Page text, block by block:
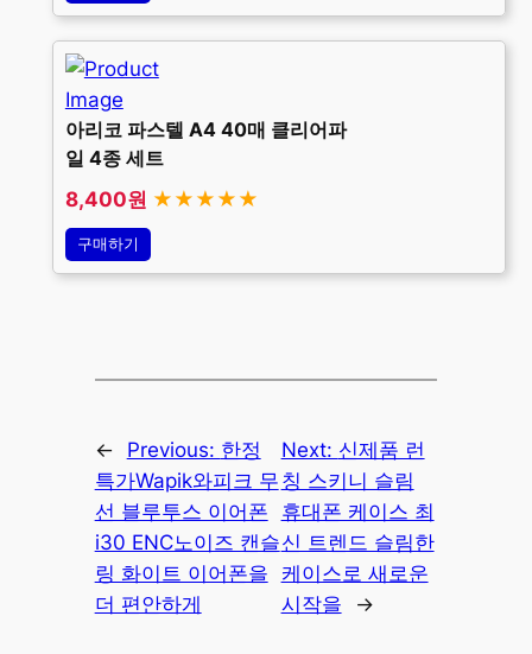
아리코 파스텔 A4 40매 클리어파
일 4종 세트
8,400원 ★★★★★
구매하기
← Previous: 한정
특가Wapik와피크 무
선 블루투스 이어폰
i30 ENC노이즈 캔슬
링 화이트 이어폰을
더 편안하게
Next: 신제품 런
칭 스키니 슬림
휴대폰 케이스 최
신 트렌드 슬림한
케이스로 새로운
시작을
→